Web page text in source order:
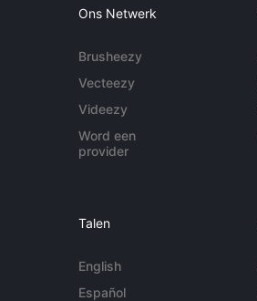
Ons Netwerk
Brusheezy
Vecteezy
Videezy
Word een
provider
Talen
English
Español